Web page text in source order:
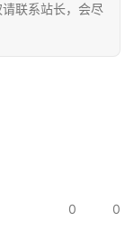
联系站长，会尽
0 0